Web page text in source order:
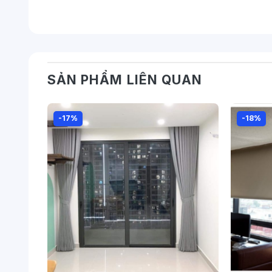
SẢN PHẨM LIÊN QUAN
-17% -18%